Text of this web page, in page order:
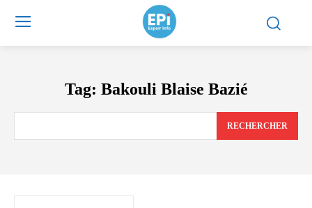
Tag: Bakouli Blaise Bazié
RECHERCHER